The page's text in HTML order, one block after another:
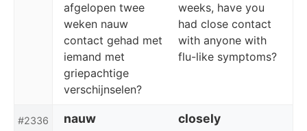
afgelopen twee
weken nauw
contact gehad met
iemand met
griepachtige
verschijnselen?
weeks, have you
had close contact
with anyone with
flu-like symptoms?
#2336 nauw closely